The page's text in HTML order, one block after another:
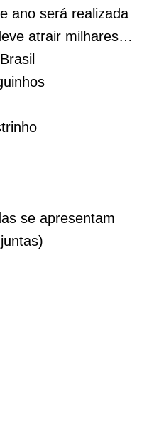
ano será realizada
atrair milhares
se apresentam